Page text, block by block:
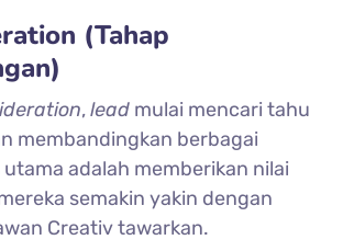
(Tahap
,lead mulai mencari tahu
membandingkan berbagai
adalah memberikan nilai
semakin yakin dengan
Creativ tawarkan.